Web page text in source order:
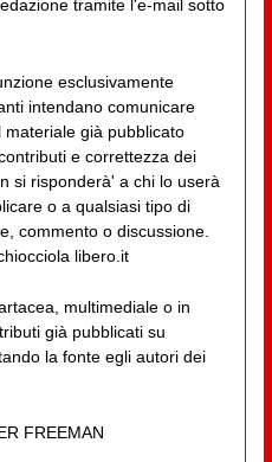
tramite l'e-mail sotto
esclusivamente
intendano comunicare
già pubblicato
e correttezza dei
si risponderà' a chi lo userà
o a qualsiasi tipo di
commento o discussione.
libero.it
multimediale o in
già pubblicati su
la fonte egli autori dei
FREEMAN